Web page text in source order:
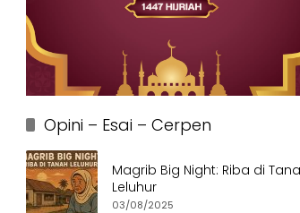
Opini – Esai – Cerpen
Magrib Big Night: Riba di
Leluhur
03/08/2025